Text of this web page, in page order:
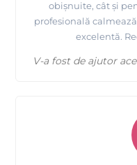
obișnuite, cât și
profesională
excelentă.
V-a fost de ajutor